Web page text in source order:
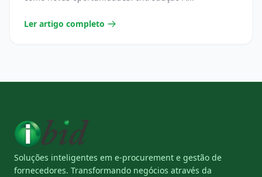
Ler artigo completo
Soluções inteligentes em e-procurement e gestão de
fornecedores. Transformando negócios através da